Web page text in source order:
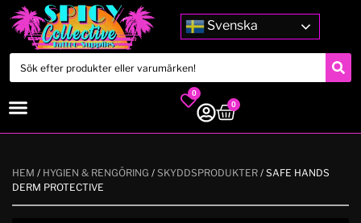
Svenska
0
0
HEM / HYGIEN & RENGÖRING / SKYDDSPRODUKTER / SAFE HANDS
DERM PROTECTIVE